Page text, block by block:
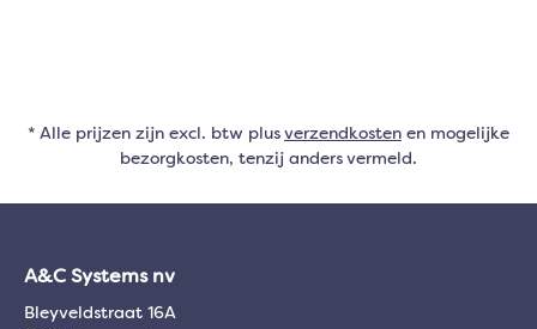
* Alle prijzen zijn excl. btw plus verzendkosten en mogelijke
bezorgkosten, tenzij anders vermeld.
A&C Systems nv
Bleyveldstraat 16A